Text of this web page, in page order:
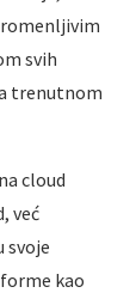
svih
trenutnom
cloud
već
svoje
kao